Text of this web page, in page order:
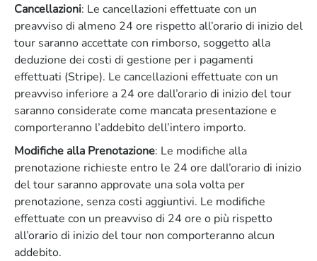
Cancellazioni: Le cancellazioni effettuate con un
preavviso di almeno 24 ore rispetto all’orario di inizio del
tour saranno accettate con rimborso, soggetto alla
deduzione dei costi di gestione per i pagamenti
effettuati (Stripe). Le cancellazioni effettuate con un
preavviso inferiore a 24 ore dall’orario di inizio del tour
saranno considerate come mancata presentazione e
comporteranno l’addebito dell’intero importo.
Modifiche alla Prenotazione: Le modifiche alla
prenotazione richieste entro le 24 ore dall’orario di inizio
del tour saranno approvate una sola volta per
prenotazione, senza costi aggiuntivi. Le modifiche
effettuate con un preavviso di 24 ore o più rispetto
all’orario di inizio del tour non comporteranno alcun
addebito.